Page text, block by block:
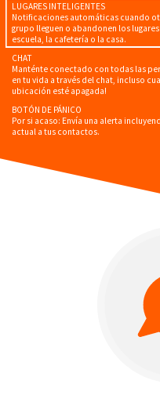
LUGARES INTELIGENTES
Notificaciones automáticas cuando
grupo lleguen o abandonen los
escuela, la cafetería o la casa.
CHAT
Manténte conectado con todas las
en tu vida a través del chat, incluso
ubicación esté apagada!
BOTÓN DE PÁNICO
Por si acaso: Envía una alerta
actual a tus contactos.